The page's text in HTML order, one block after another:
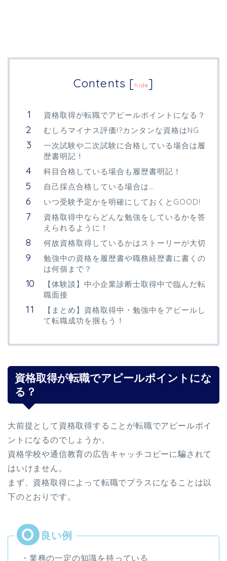
Contents [hide]
資格取得が転職でアピールポイントになる？
むしろマイナス評価!?カンタンな資格はNG
一次試験や二次試験に合格している場合は履
歴書明記！
科目合格している場合も履歴書明記！
自己採点合格している場合は…
いつ受験予定かを明確にしておくとGOOD!
資格取得中ならどんな勉強をしているかを答
えられるように！
何故資格取得しているかはストーリーが大切
勉強中の資格を履歴書や職務経歴書に書くの
は何個まで？
【体験談】中小企業診断士取得中で臨んだ転
職面接
【まとめ】資格取得中・勉強中をアピールし
て転職成功を掴もう！
資格取得が転職でアピールポイントにな
る？
大前提として資格取得することが転職でアピールポイ
ントになるのでしょうか。
資格学校や通信教育の広告キャッチコピーに騙されて
はいけません。
まず、資格取得によって転職でプラスになることは以
下のとおりです。
・業務の一定の知識を持っている